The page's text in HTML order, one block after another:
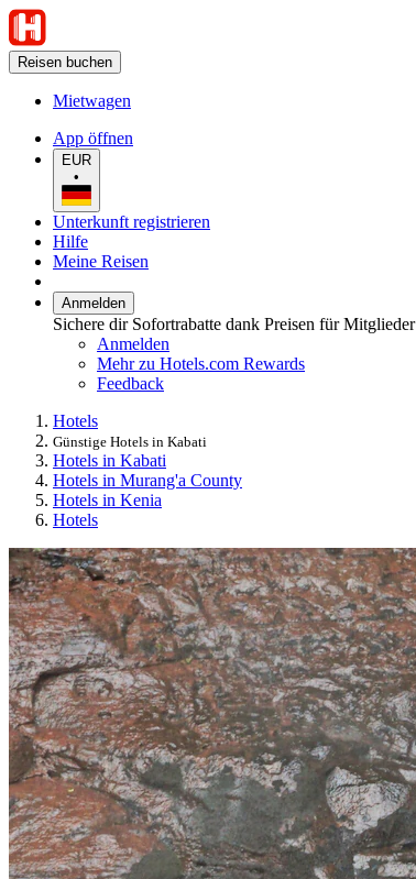
Reisen buchen
Mietwagen
App öffnen
EUR
•
Unterkunft registrieren
Hilfe
Meine Reisen
Anmelden
Sichere dir Sofortrabatte dank Preisen für Mitglieder
Anmelden
Mehr zu Hotels.com Rewards
Feedback
Hotels
Günstige Hotels in Kabati
Hotels in Kabati
Hotels in Murang'a County
Hotels in Kenia
Hotels